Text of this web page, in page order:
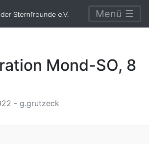
Menü ☰
Mond-SO, 8
- g.grutzeck